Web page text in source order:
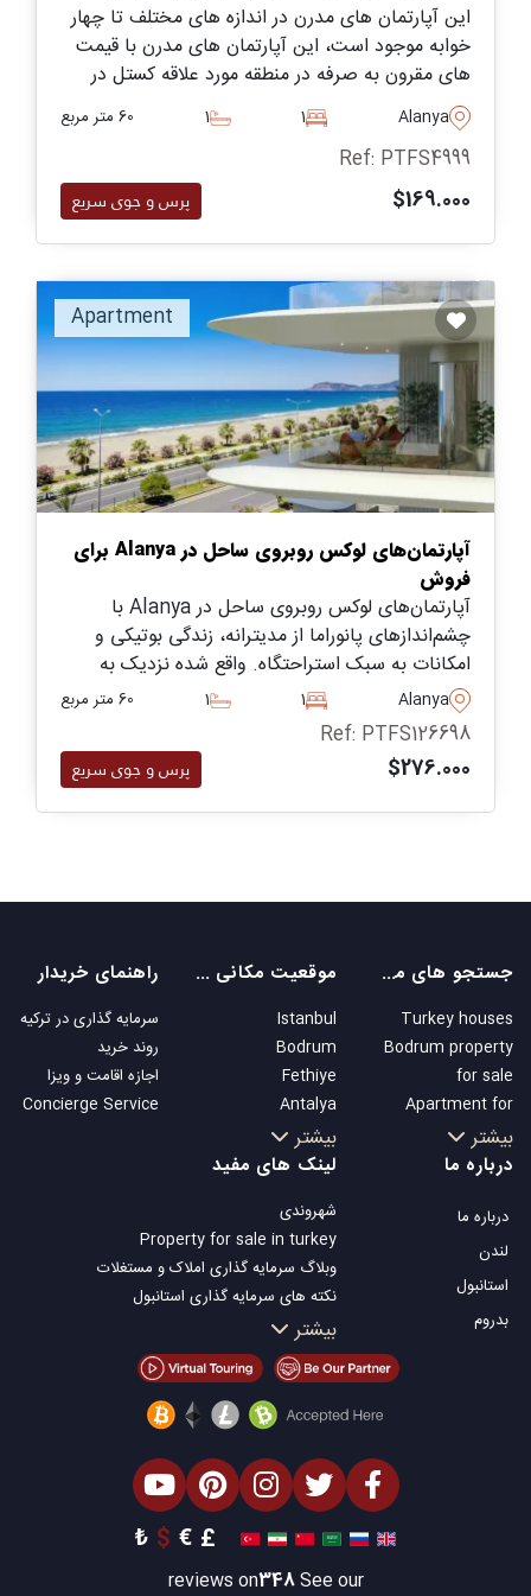
این آپارتمان های مدرن در اندازه های مختلف تا چهار
خوابه موجود است، این آپارتمان های مدرن با قیمت
های مقرون به صرفه در منطقه مورد علاقه کستل در
آلانیا، تنها ۲۰۰ متر دورتر از نزدیک ترین ساحل و
فروشگاه های محلی به فروش می رسند.
Alanya
1
1 60 متر مربع
Ref: PTFS4999
$169.000 پرس و جوی سریع
Recommended
Apartment
آپارتمان‌های لوکس روبروی ساحل در Alanya برای
فروش
آپارتمان‌های لوکس روبروی ساحل در Alanya با
چشم‌اندازهای پانوراما از مدیترانه، زندگی بوتیکی و
امکانات به سبک استراحتگاه. واقع شده نزدیک به
امکانات مرکز شهر و دسترسی به فرودگاه، ایده‌آل برای
استفاده تعطیلات یا سرمایه‌گذاری با بازده اجاره بالا.
Alanya
1
1 60 متر مربع
Ref: PTFS126698
$276.000 پرس و جوی سریع
جستجو های محبوب
Turkey houses
Bodrum property
for sale
Apartment for
sale in Istanbul
Istanbul Villas
Apartment for
sale in Antalya
Antalya homes
بیشتر
موقعیت مکانی های محبوب
Istanbul
Bodrum
Fethiye
Antalya
Kalkan
Alanya
Bursa
Gocek
Side
Kemer
Dalyan
Izmir
Belek
بیشتر
راهنمای خریدار
سرمایه گذاری در ترکیه
روند خرید
اجازه اقامت و ویزا
Concierge Service
درباره ما
درباره ما
لندن
استانبول
بدروم
لینک های مفید
شهروندی
Property for sale in turkey
وبلاگ سرمایه گذاری املاک و مستغلات
نکته های سرمایه گذاری استانبول
تلویزیون Property Turkey
املاک مناسب سرمایه گذاری استانبول
فروش ملک شما
املاک توافقی
املاک لوکس
املاک مناسب سرمایه گذاری
بیشتر
£
€
$
₺
See our
348
reviews on